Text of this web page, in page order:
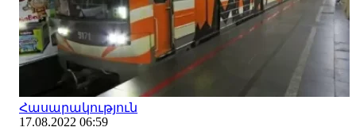
Հասարակություն
17.08.2022 06:59